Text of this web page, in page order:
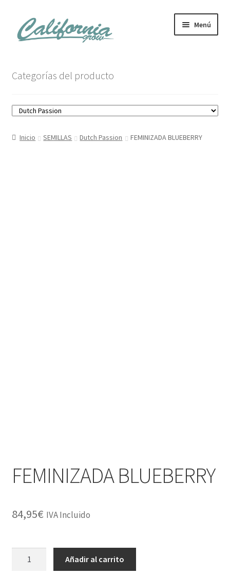
al
contenido
Menú
Carrito
Mi cuenta
Categorías del producto
Inicio SEMILLAS Dutch Passion FEMINIZADA BLUEBERRY
FEMINIZADA BLUEBERRY
84,95€ IVA Incluido
Añadir al carrito